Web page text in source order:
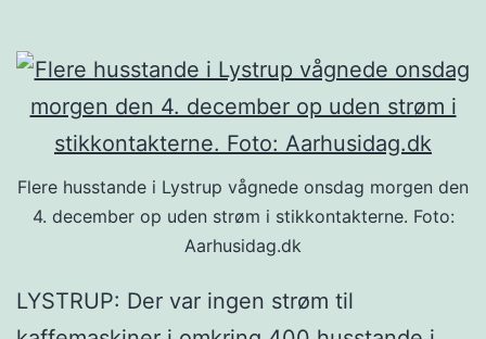
Flere husstande i Lystrup vågnede onsdag morgen den
4. december op uden strøm i stikkontakterne. Foto:
Aarhusidag.dk
LYSTRUP: Der var ingen strøm til